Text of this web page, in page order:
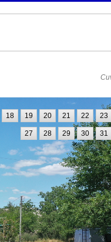
18 19 20 21 22 23
27 28 29 30 31